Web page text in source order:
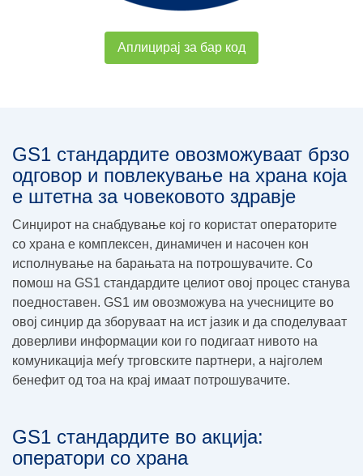
Аплицирај за бар код
GS1 стандардите овозможуваат брзо
одговор и повлекување на храна која
е штетна за човековото здравје
Синџирот на снабдување кој го користат операторите
со храна е комплексен, динамичен и насочен кон
исполнување на барањата на потрошувачите. Со
помош на GS1 стандардите целиот овој процес станува
поедноставен. GS1 им овозможува на учесниците во
овој синџир да зборуваат на ист јазик и да споделуваат
доверливи информации кои го подигаат нивото на
комуникација меѓу трговските партнери, а најголем
бенефит од тоа на крај имаат потрошувачите.
GS1 стандардите во акција:
оператори со храна